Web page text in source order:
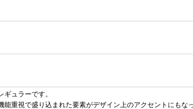
ュラーです。
重視で盛り込まれた要素がデザイン上のアクセントにもな